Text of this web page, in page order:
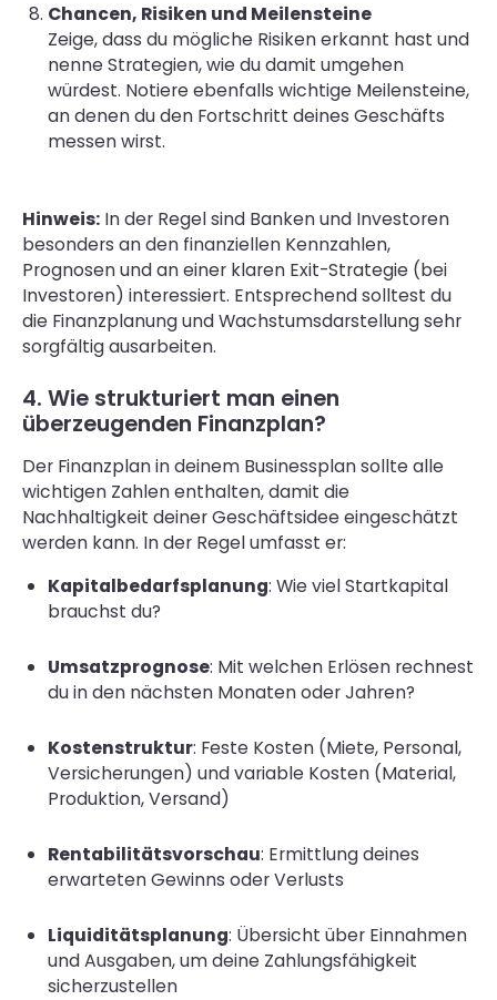
Chancen, Risiken und Meilensteine
Zeige, dass du mögliche Risiken erkannt hast und
nenne Strategien, wie du damit umgehen
würdest. Notiere ebenfalls wichtige Meilensteine,
an denen du den Fortschritt deines Geschäfts
messen wirst.
Hinweis:In der Regel sind Banken und Investoren
besonders an den finanziellen Kennzahlen,
Prognosen und an einer klaren Exit-Strategie (bei
Investoren) interessiert. Entsprechend solltest du
die Finanzplanung und Wachstumsdarstellung sehr
sorgfältig ausarbeiten.
4. Wie strukturiert man einen
überzeugenden Finanzplan?
Der Finanzplan in deinem Businessplan sollte alle
wichtigen Zahlen enthalten, damit die
Nachhaltigkeit deiner Geschäftsidee eingeschätzt
werden kann. In der Regel umfasst er:
Kapitalbedarfsplanung: Wie viel Startkapital
brauchst du?
Umsatzprognose: Mit welchen Erlösen rechnest
du in den nächsten Monaten oder Jahren?
Kostenstruktur: Feste Kosten (Miete, Personal,
Versicherungen) und variable Kosten (Material,
Produktion, Versand)
Rentabilitätsvorschau: Ermittlung deines
erwarteten Gewinns oder Verlusts
Liquiditätsplanung: Übersicht über Einnahmen
und Ausgaben, um deine Zahlungsfähigkeit
sicherzustellen